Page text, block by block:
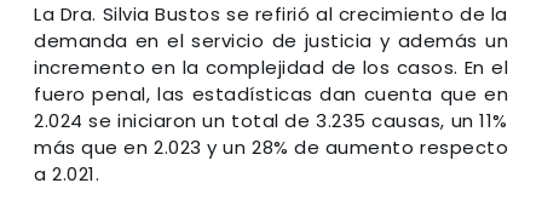
La Dra. Silvia Bustos se refirió al crecimiento de la
demanda en el servicio de justicia y además un
incremento en la complejidad de los casos. En el
fuero penal, las estadísticas dan cuenta que en
2.024 se iniciaron un total de 3.235 causas, un 11%
más que en 2.023 y un 28% de aumento respecto
a 2.021.